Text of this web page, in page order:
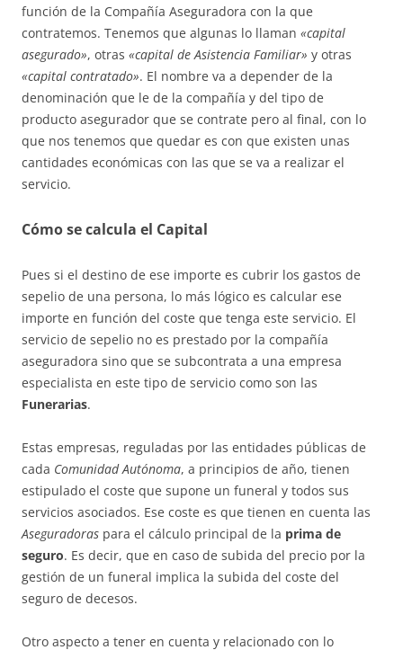
función de la Compañía Aseguradora con la que
contratemos. Tenemos que algunas lo llaman «capital
asegurado», otras «capital de Asistencia Familiar» y otras
«capital contratado». El nombre va a depender de la
denominación que le de la compañía y del tipo de
producto asegurador que se contrate pero al final, con lo
que nos tenemos que quedar es con que existen unas
cantidades económicas con las que se va a realizar el
servicio.
Cómo se calcula el Capital
Pues si el destino de ese importe es cubrir los gastos de
sepelio de una persona, lo más lógico es calcular ese
importe en función del coste que tenga este servicio. El
servicio de sepelio no es prestado por la compañía
aseguradora sino que se subcontrata a una empresa
especialista en este tipo de servicio como son las
Funerarias.
Estas empresas, reguladas por las entidades públicas de
cada Comunidad Autónoma, a principios de año, tienen
estipulado el coste que supone un funeral y todos sus
servicios asociados. Ese coste es que tienen en cuenta las
Aseguradoras para el cálculo principal de la prima de
seguro. Es decir, que en caso de subida del precio por la
gestión de un funeral implica la subida del coste del
seguro de decesos.
Otro aspecto a tener en cuenta y relacionado con lo